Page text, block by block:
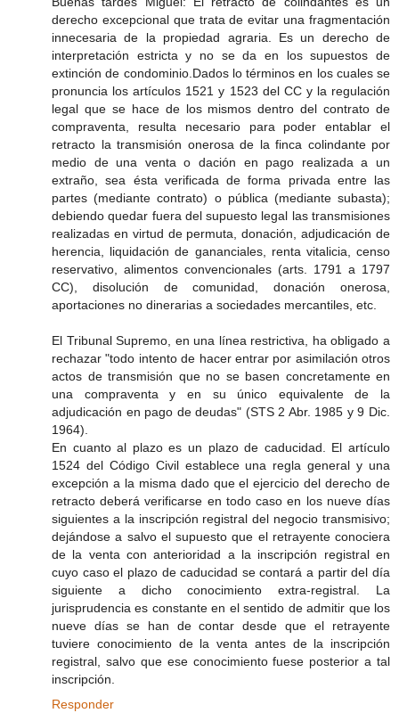
derecho excepcional que trata de evitar una fragmentación
innecesaria de la propiedad agraria. Es un derecho de
interpretación estricta y no se da en los supuestos de
extinción de condominio.Dados lo términos en los cuales se
pronuncia los artículos 1521 y 1523 del CC y la regulación
legal que se hace de los mismos dentro del contrato de
compraventa, resulta necesario para poder entablar el
retracto la transmisión onerosa de la finca colindante por
medio de una venta o dación en pago realizada a un
extraño, sea ésta verificada de forma privada entre las
partes (mediante contrato) o pública (mediante subasta);
debiendo quedar fuera del supuesto legal las transmisiones
realizadas en virtud de permuta, donación, adjudicación de
herencia, liquidación de gananciales, renta vitalicia, censo
reservativo, alimentos convencionales (arts. 1791 a 1797
CC), disolución de comunidad, donación onerosa,
aportaciones no dinerarias a sociedades mercantiles, etc.
El Tribunal Supremo, en una línea restrictiva, ha obligado a
rechazar "todo intento de hacer entrar por asimilación otros
actos de transmisión que no se basen concretamente en
una compraventa y en su único equivalente de la
adjudicación en pago de deudas" (STS 2 Abr. 1985 y 9 Dic.
1964).
En cuanto al plazo es un plazo de caducidad. El artículo
1524 del Código Civil establece una regla general y una
excepción a la misma dado que el ejercicio del derecho de
retracto deberá verificarse en todo caso en los nueve días
siguientes a la inscripción registral del negocio transmisivo;
dejándose a salvo el supuesto que el retrayente conociera
de la venta con anterioridad a la inscripción registral en
cuyo caso el plazo de caducidad se contará a partir del día
siguiente a dicho conocimiento extra-registral. La
jurisprudencia es constante en el sentido de admitir que los
nueve días se han de contar desde que el retrayente
tuviere conocimiento de la venta antes de la inscripción
registral, salvo que ese conocimiento fuese posterior a tal
inscripción.
Responder